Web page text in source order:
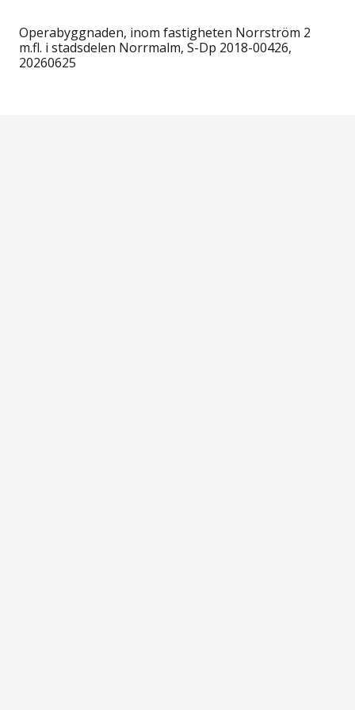
Operabyggnaden, inom fastigheten Norrström 2
m.fl. i stadsdelen Norrmalm, S-Dp 2018-00426,
20260625